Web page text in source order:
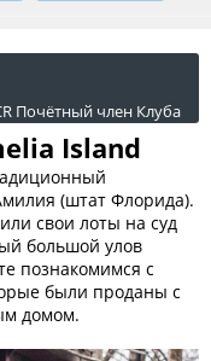
Почётный член Клуба
Island
(штат Флорида).
свои лоты на суд
большой улов
познакомимся с
были проданы с
домом.